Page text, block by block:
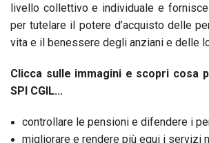
livello collettivo e individuale e
per tutelare il potere d’acquisto delle
vita e il benessere degli anziani e delle
Clicca sulle immagini e scopri cosa
SPI CGIL...
controllare le pensioni e difendere i
migliorare e rendere più equi i servizi